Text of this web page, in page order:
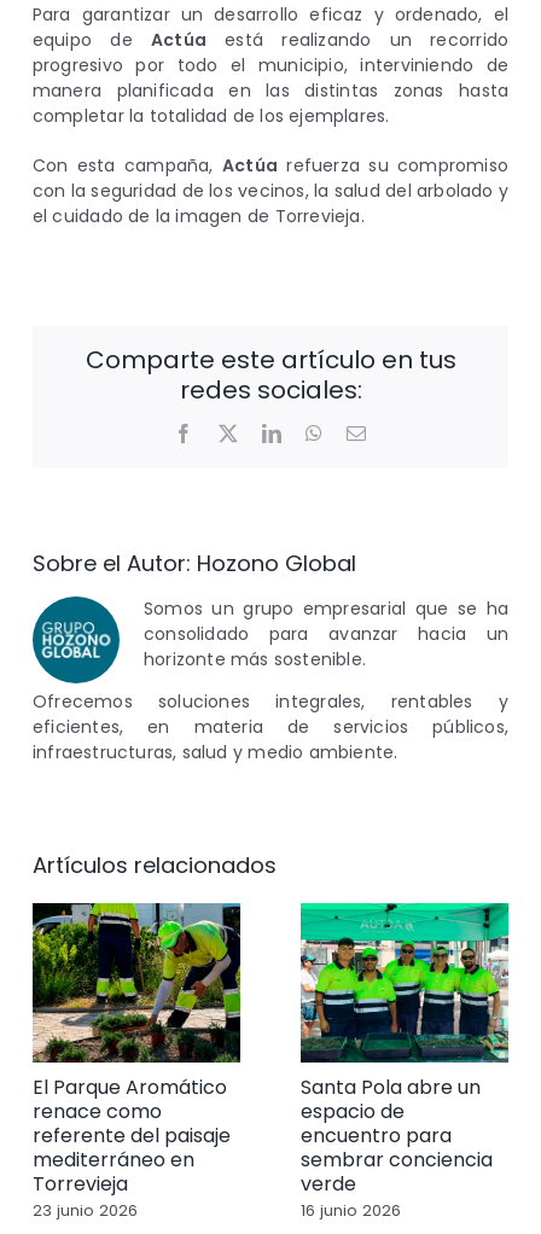
Para garantizar un desarrollo eficaz y ordenado, el
equipo de Actúa está realizando un recorrido
progresivo por todo el municipio, interviniendo de
manera planificada en las distintas zonas hasta
completar la totalidad de los ejemplares.
Con esta campaña, Actúa refuerza su compromiso
con la seguridad de los vecinos, la salud del arbolado y
el cuidado de la imagen de Torrevieja.
Comparte este artículo en tus
redes sociales:
Facebook
X LinkedInWhatsApp
Correo
Sobre el Autor: Hozono Global
Somos un grupo empresarial que se ha
consolidado para avanzar hacia un
horizonte más sostenible.
Ofrecemos soluciones integrales, rentables y
eficientes, en materia de servicios públicos,
infraestructuras, salud y medio ambiente.
Artículos relacionados
El Parque Aromático
renace como
referente del paisaje
mediterráneo en
Torrevieja
23 junio 2026
Santa Pola abre un
espacio de
encuentro para
sembrar conciencia
verde
16 junio 2026